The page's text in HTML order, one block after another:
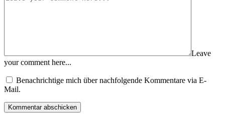
Leave
your comment here...
Benachrichtige mich über nachfolgende Kommentare via E-
Mail.